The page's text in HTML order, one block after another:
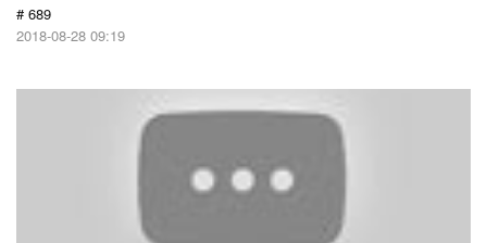
# 689
2018-08-28 09:19